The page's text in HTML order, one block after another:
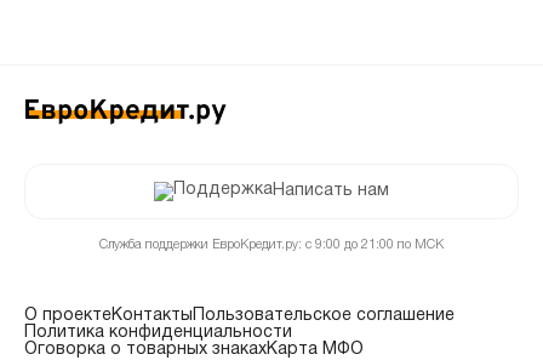
Написать нам
Служба поддержки ЕвроКредит.ру: с 9:00 до 21:00 по МСК
О проектеКонтакты
Пользовательское соглашение
Политика конфиденциальности
Оговорка о товарных знакахКарта МФО